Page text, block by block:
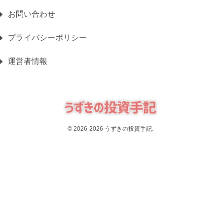
お問い合わせ
プライバシーポリシー
運営者情報
© 2026-2026 うずきの投資手記.